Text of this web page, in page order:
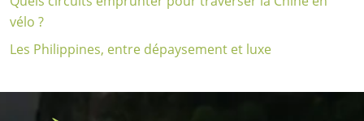
vélo ?
Les Philippines, entre dépaysement et luxe